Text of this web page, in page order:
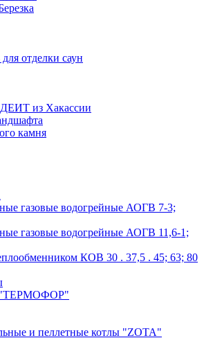
отделки саун
из Хакассии
камня
газовые водогрейные АОГВ 7-3;
газовые водогрейные АОГВ 11,6-1;
КОВ 30 . 37,5 . 45; 63; 80
"ТЕРМОФОР"
и пеллетные котлы "ZOTA"